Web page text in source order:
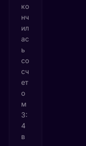
ко
нч
ил
ас
ь
со
сч
ет
о
м
3:
4
в